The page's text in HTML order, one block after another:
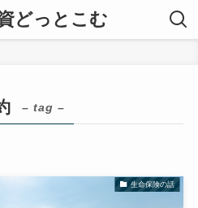
どっとこむ
– tag –
生命保険の話